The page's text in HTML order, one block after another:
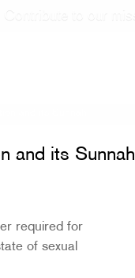
and its Sunnah
required for
of sexual